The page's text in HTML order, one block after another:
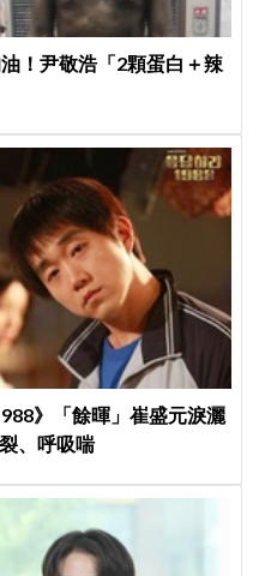
！尹敬浩「2顆蛋白＋辣
》「餘暉」崔盛元淚灑
、呼吸喘